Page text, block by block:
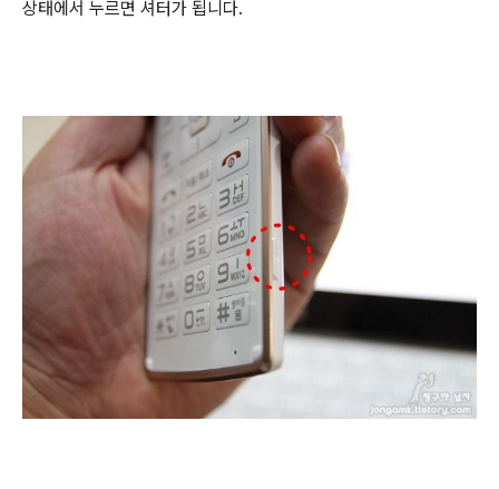
상태에서 누르면 셔터가 됩니다.